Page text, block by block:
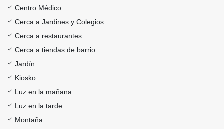
Centro Médico
Cerca a Jardines y Colegios
Cerca a restaurantes
Cerca a tiendas de barrio
Jardín
Kiosko
Luz en la mañana
Luz en la tarde
Montaña